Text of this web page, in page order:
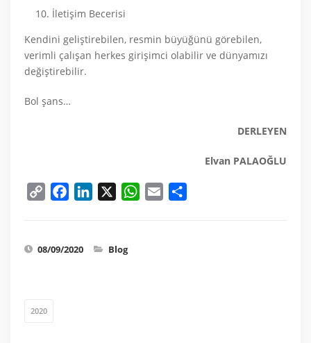
İletişim Becerisi
Kendini geliştirebilen, resmin büyüğünü görebilen,
verimli çalışan herkes girişimci olabilir ve dünyamızı
değiştirebilir.
Bol şans…
DERLEYEN
Elvan PALAOĞLU
Copy
FacebookLinkedIn WhatsApp
Email
08/09/2020 Blog
2020